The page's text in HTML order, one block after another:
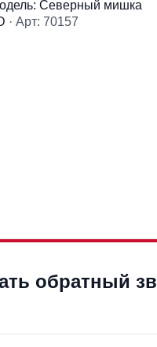
Северный мишка
· Арт: 70157
обратный